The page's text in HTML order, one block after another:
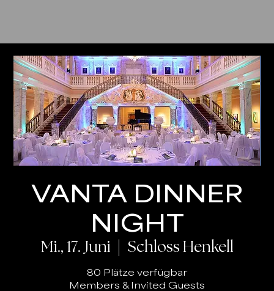
VANTA DINNER
NIGHT
Mi., 17. Juni
  |
Schloss Henkell
80 Plätze verfügbar
Members & Invited Guests